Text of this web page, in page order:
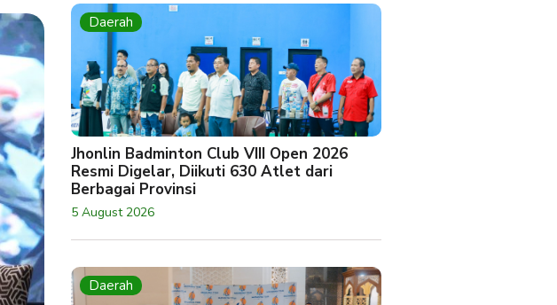
Daerah
Jhonlin Badminton Club VIII Open 2026
Resmi Digelar, Diikuti 630 Atlet dari
Berbagai Provinsi
5 August 2026
Daerah